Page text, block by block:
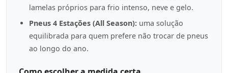
lamelas próprios para frio intenso, neve e gelo.
Pneus 4 Estações (All Season): uma solução
equilibrada para quem prefere não trocar de pneus
ao longo do ano.